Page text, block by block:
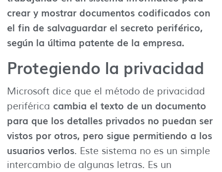
crear y mostrar documentos codificados con
el fin de salvaguardar el secreto periférico,
según la última patente de la empresa.
Protegiendo la privacidad
Microsoft dice que el método de privacidad
periférica cambia el texto de un documento
para que los detalles privados no puedan ser
vistos por otros, pero sigue permitiendo a los
usuarios verlos. Este sistema no es un simple
intercambio de algunas letras. Es un